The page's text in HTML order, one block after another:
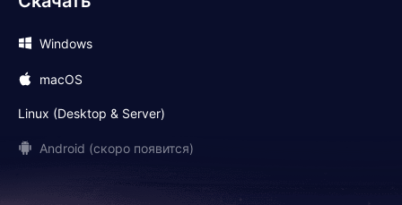
Windows
macOS
Linux (Desktop & Server)
Android (скоро появится)